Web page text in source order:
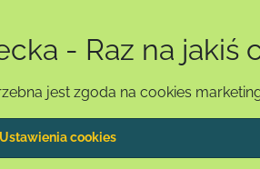
- Raz na jakiś
jest zgoda na cookies
Ustawienia cookies